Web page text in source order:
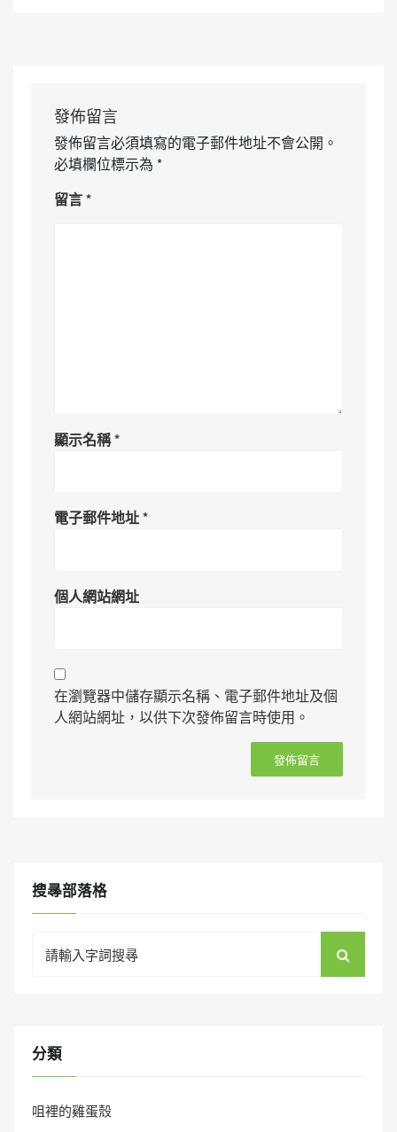
發佈留言
發佈留言必須填寫的電子郵件地址不會公開。
必填欄位標示為 *
留言*
顯示名稱*
電子郵件地址*
個人網站網址
在瀏覽器中儲存顯示名稱、電子郵件地址及個
人網站網址，以供下次發佈留言時使用。
搜㝷部落格
for:
分類
咀裡的雞蛋殼